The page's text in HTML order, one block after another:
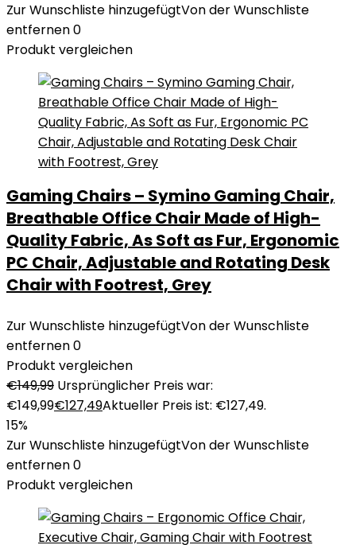
Zur Wunschliste hinzugefügtVon der Wunschliste
entfernen0
Produkt vergleichen
Gaming Chairs – Symino Gaming Chair,
Breathable Office Chair Made of High-
Quality Fabric, As Soft as Fur, Ergonomic
PC Chair, Adjustable and Rotating Desk
Chair with Footrest, Grey
Zur Wunschliste hinzugefügtVon der Wunschliste
entfernen0
Produkt vergleichen
€149,99 Ursprünglicher Preis war:
€149,99€127,49Aktueller Preis ist: €127,49.
15%
Zur Wunschliste hinzugefügtVon der Wunschliste
entfernen0
Produkt vergleichen